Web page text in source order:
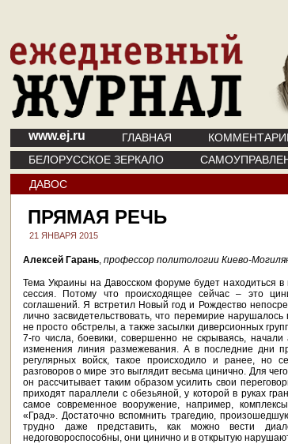
www.ej.ru ГЛАВНАЯ
БЕЛОРУССКОЕ ЗЕРКАЛО
ДАВОС
ПРЯМАЯ РЕЧЬ
21 ЯНВАРЯ 2015
Алексей Гарань, профессор политологии Киево-
Тема Украины на Давосском форуме будет находиться
сессия. Потому что происходящее сейчас – это
соглашений. Я встретил Новый год и Рождество
лично засвидетельствовать, что перемирие
не просто обстрелы, а также засылки диверсионных
7-го числа, боевики, совершенно не скрываясь,
изменения линия размежевания. А в последние дни
регулярных войск, такое происходило и ранее,
разговоров о мире это выглядит весьма цинично. Для
он рассчитывает таким образом усилить свои
приходят параллели с обезьяной, у которой в руках
самое современное вооружение, например,
«Град». Достаточно вспомнить трагедию,
трудно даже представить, как можно вести
недоговороспособны, они цинично и в открытую